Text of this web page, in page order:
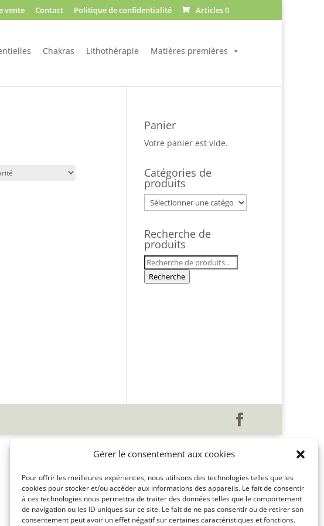
Gérer le consentement aux cookies
Pour offrir les meilleures expériences, nous utilisons des technologies telles que les
cookies pour stocker et/ou accéder aux informations des appareils. Le fait de consentir
à ces technologies nous permettra de traiter des données telles que le comportement
de navigation ou les ID uniques sur ce site. Le fait de ne pas consentir ou de retirer son
consentement peut avoir un effet négatif sur certaines caractéristiques et fonctions.
vente Contact Politique de confidentialité Articles 0
Chakras Lithothérapie Matières premières
Panier
Votre panier est vide.
Catégories de
produits
Recherche de
produits
Recherche
pour :
Recherche